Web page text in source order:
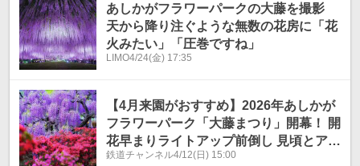
あしかがフラワーパークの大藤を撮影
天から降り注ぐような無数の花房に「花
火みたい」「圧巻ですね」
LIMO4/24(金) 17:35
【4月来園がおすすめ】2026年あしかが
フラワーパーク「大藤まつり」開幕！ 開
花早まりライトアップ前倒し 見頃とアク
セス・混雑回避術も解説
鉄道チャンネル4/12(日) 15:00